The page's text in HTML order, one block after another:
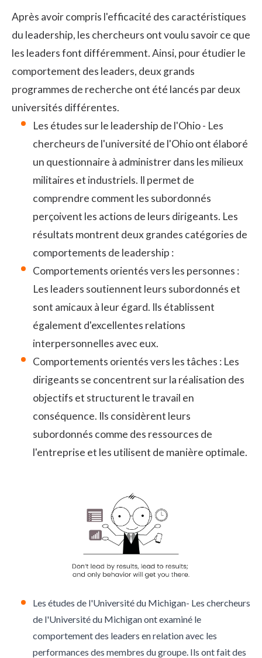
Après avoir compris l'efficacité des caractéristiques
du leadership, les chercheurs ont voulu savoir ce que
les leaders font différemment. Ainsi, pour étudier le
comportement des leaders, deux grands
programmes de recherche ont été lancés par deux
universités différentes.
Les études sur le leadership de l'Ohio - Les
chercheurs de l'université de l'Ohio ont élaboré
un questionnaire à administrer dans les milieux
militaires et industriels. Il permet de
comprendre comment les subordonnés
perçoivent les actions de leurs dirigeants. Les
résultats montrent deux grandes catégories de
comportements de leadership :
Comportements orientés vers les personnes :
Les leaders soutiennent leurs subordonnés et
sont amicaux à leur égard. Ils établissent
également d'excellentes relations
interpersonnelles avec eux.
Comportements orientés vers les tâches : Les
dirigeants se concentrent sur la réalisation des
objectifs et structurent le travail en
conséquence. Ils considèrent leurs
subordonnés comme des ressources de
l'entreprise et les utilisent de manière optimale.
Les études de l'Université du Michigan- Les chercheurs
de l'Université du Michigan ont examiné le
comportement des leaders en relation avec les
performances des membres du groupe. Ils ont fait des